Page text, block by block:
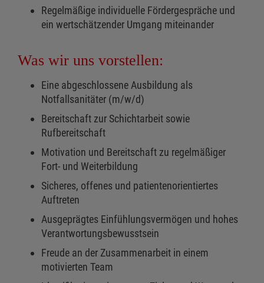
Regelmäßige individuelle Fördergespräche und
ein wertschätzender Umgang miteinander
Was wir uns vorstellen:
Eine abgeschlossene Ausbildung als
Notfallsanitäter (m/w/d)
Bereitschaft zur Schichtarbeit sowie
Rufbereitschaft
Motivation und Bereitschaft zu regelmäßiger
Fort- und Weiterbildung
Sicheres, offenes und patientenorientiertes
Auftreten
Ausgeprägtes Einfühlungsvermögen und hohes
Verantwortungsbewusstsein
Freude an der Zusammenarbeit in einem
motivierten Team